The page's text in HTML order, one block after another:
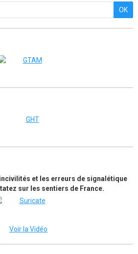
OK
et les erreurs de signalétique
sur les sentiers de France.
Voir la Vidéo